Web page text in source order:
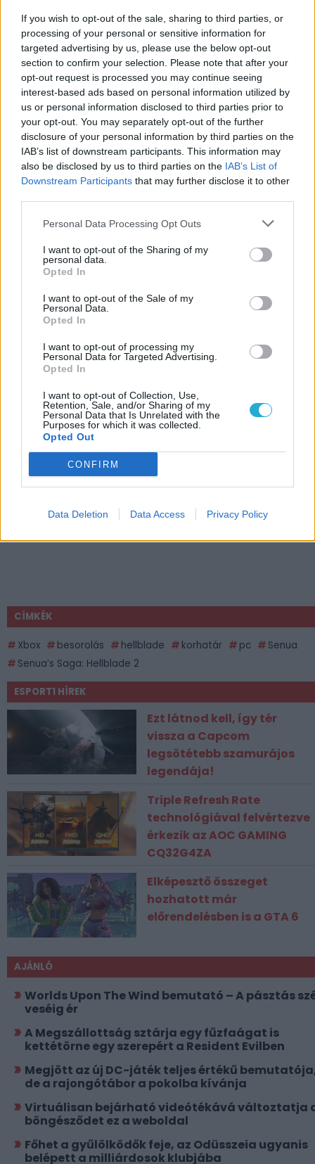
If you wish to opt-out of the sale, sharing to third parties, or
processing of your personal or sensitive information for
targeted advertising by us, please use the below opt-out
section to confirm your selection. Please note that after your
opt-out request is processed you may continue seeing
interest-based ads based on personal information utilized by
us or personal information disclosed to third parties prior to
your opt-out. You may separately opt-out of the further
disclosure of your personal information by third parties on the
IAB’s list of downstream participants. This information may
also be disclosed by us to third parties on the IAB’s List of
Downstream Participants that may further disclose it to other
Personal Data Processing Opt Outs
I want to opt-out of the Sharing of my
personal data.
Opted In
I want to opt-out of the Sale of my
Personal Data.
Opted In
I want to opt-out of processing my
Personal Data for Targeted Advertising.
Opted In
I want to opt-out of Collection, Use,
Retention, Sale, and/or Sharing of my
Personal Data that Is Unrelated with the
Purposes for which it was collected.
Opted Out
CONFIRM
Data Deletion Data Access Privacy Policy
[XGS 2023] A Senua's Saga: Hellblade 2
megmutatja, mit tud ez a generáció
LEGFRISSEBB VIDEÓNK
CÍMKÉK
Xbox besorolás hellblade korhatár pc
Senua
Senua’s Saga: Hellblade 2
ESPORT1 HÍREK
Ezt látnod kell, így tér
vissza a Capcom
legsötétebb szamurájos
legendája!
Triple Refresh Rate
technológiával felvértezve
érkezik az AOC GAMING
CQ32G4ZA
Elképesztő összeget
hozhatott már
előrendelésben is a GTA 6
AJÁNLÓ
Worlds Upon The Wind bemutató – A pásztás
veséig ér
A Megszállottság sztárja egy fűzfaágat is
kettétörne egy szerepért a Resident Evilben
Megjött az új DC-játék teljes értékű
de a rajongótábor a pokolba kívánja
Virtuálisan bejárható videótékává változtatja
böngésződet ez a weboldal
Főhet a gyűlölködők feje, az Odüsszeia ugyanis
belépett a milliárdosok klubjába